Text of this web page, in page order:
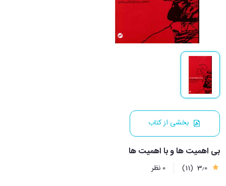
بخشی از کتاب
بی اهمیت ها و با اهمیت ها
3٫0 (11) 0 نظر